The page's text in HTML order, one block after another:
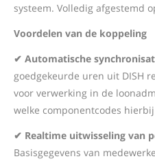
systeem. Volledig afgestemd
Voordelen van de koppeling
✔ Automatische
goedgekeurde uren uit DISH
voor verwerking in de
welke componentcodes
✔ Realtime uitwisseling van
Basisgegevens van